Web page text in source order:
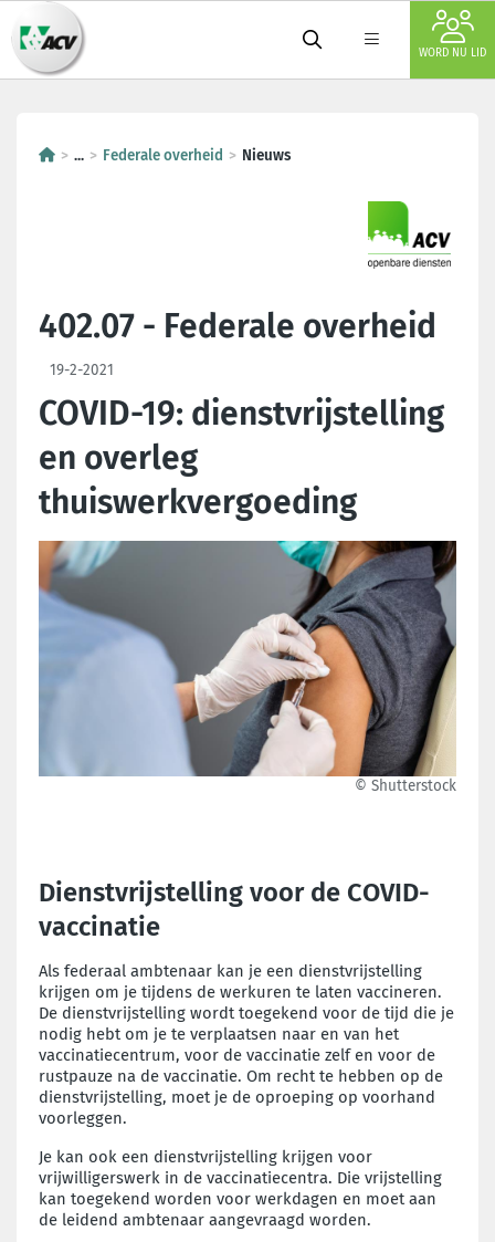
WORD NU LID
... Federale overheid Nieuws
402.07 - Federale overheid
19-2-2021
COVID-19: dienstvrijstelling
en overleg
thuiswerkvergoeding
© Shutterstock
Dienstvrijstelling voor de COVID-
vaccinatie
Als federaal ambtenaar kan je een dienstvrijstelling
krijgen om je tijdens de werkuren te laten vaccineren.
De dienstvrijstelling wordt toegekend voor de tijd die je
nodig hebt om je te verplaatsen naar en van het
vaccinatiecentrum, voor de vaccinatie zelf en voor de
rustpauze na de vaccinatie. Om recht te hebben op de
dienstvrijstelling, moet je de oproeping op voorhand
voorleggen.
Je kan ook een dienstvrijstelling krijgen voor
vrijwilligerswerk in de vaccinatiecentra. Die vrijstelling
kan toegekend worden voor werkdagen en moet aan
de leidend ambtenaar aangevraagd worden.